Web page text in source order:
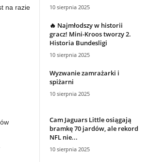
na razie
10 sierpnia 2025
🔥 Najmłodszy w historii
gracz! Mini-Kroos tworzy 2.
Historia Bundesligi
10 sierpnia 2025
Wyzwanie zamrażarki i
spiżarni
10 sierpnia 2025
Cam Jaguars Little osiągają
bramkę 70 jardów, ale rekord
NFL nie...
10 sierpnia 2025